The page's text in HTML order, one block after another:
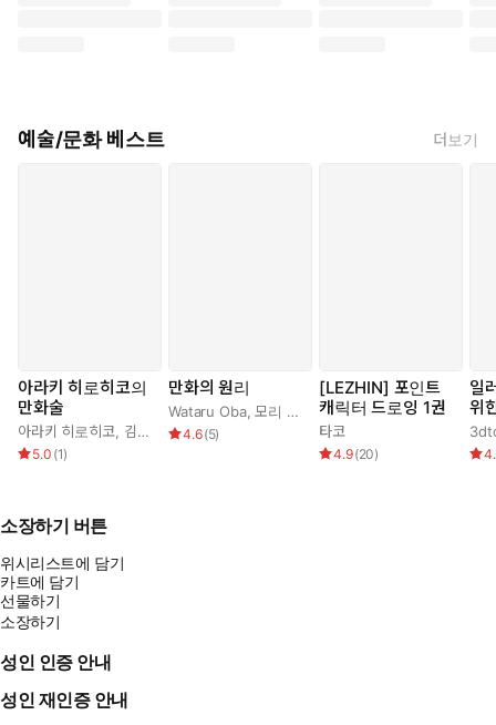
습법을 만들었고, 이것이 사람들을 경이를 느끼는 순수한 상태에
다시 연결시켰다. 그는 오랜 세월 동안 창의성이 어디에서 오고,
로 제시하기 위한 아름답고도 관대한 탐구의 과정이다. 루빈은 평
생의 지혜를 빛나는 글로 증류해냄으로써, 우리 모두에게 기쁨과
초월의 순간을 창조할 힘을 부여한다.
예술/문화 베스트 더보기
아라키 히로히코의
만화술
아라키 히로히코, 김부장
5.0 (1)
만화의 원리
Wataru Oba,모리 카오루 ,이리에 아키
4.6(5)
[LEZHIN] 포인트
캐릭터 드로잉 1권
타코
4.9(20)
일
위
감
:
&
소장하기 버튼
위시리스트에 담기
카트에 담기
선물하기
소장하기
성인 인증 안내
성인 재인증 안내